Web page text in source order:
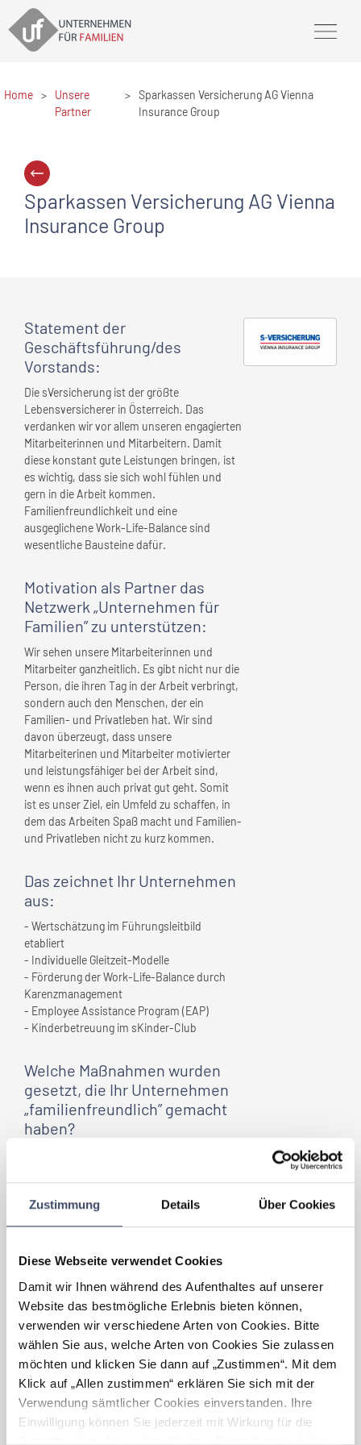
Zustimmung Details Über Cookies
Diese Webseite verwendet Cookies
Damit wir Ihnen während des Aufenthaltes auf unserer
Website das bestmögliche Erlebnis bieten können,
verwenden wir verschiedene Arten von Cookies. Bitte
wählen Sie aus, welche Arten von Cookies Sie zulassen
möchten und klicken Sie dann auf „Zustimmen“. Mit dem
Klick auf „Allen zustimmen“ erklären Sie sich mit der
Verwendung sämtlicher Cookies einverstanden. Ihre
Einwilligung können Sie jederzeit mit Wirkung für die
Home >
Unsere
Partner
> Sparkassen Versicherung AG Vienna
Insurance Group
Sparkassen Versicherung AG Vienna
Insurance Group
Statement der
Geschäftsführung/des
Vorstands:
Die sVersicherung ist der größte
Lebensversicherer in Österreich. Das
verdanken wir vor allem unseren engagierten
Mitarbeiterinnen und Mitarbeitern. Damit
diese konstant gute Leistungen bringen, ist
es wichtig, dass sie sich wohl fühlen und
gern in die Arbeit kommen.
Familienfreundlichkeit und eine
ausgeglichene Work-Life-Balance sind
wesentliche Bausteine dafür.
Motivation als Partner das
Netzwerk „Unternehmen für
Familien” zu unterstützen:
Wir sehen unsere Mitarbeiterinnen und
Mitarbeiter ganzheitlich. Es gibt nicht nur die
Person, die ihren Tag in der Arbeit verbringt,
sondern auch den Menschen, der ein
Familien- und Privatleben hat. Wir sind
davon überzeugt, dass unsere
Mitarbeiterinen und Mitarbeiter motivierter
und leistungsfähiger bei der Arbeit sind,
wenn es ihnen auch privat gut geht. Somit
ist es unser Ziel, ein Umfeld zu schaffen, in
dem das Arbeiten Spaß macht und Familien-
und Privatleben nicht zu kurz kommen.
Das zeichnet Ihr Unternehmen
aus:
- Wertschätzung im Führungsleitbild
etabliert
- Individuelle Gleitzeit-Modelle
- Förderung der Work-Life-Balance durch
Karenzmanagement
- Employee Assistance Program (EAP)
- Kinderbetreuung im sKinder-Club
Welche Maßnahmen wurden
gesetzt, die Ihr Unternehmen
„familienfreundlich” gemacht
haben?
Akzente und Maßnahmen gesetzt werden,
hat aus diesem Grund das Audit
Erkenntnisse in das Führungsleitbild
einfließen lassen. Damit sind diese wichtigen
Themen fest im Unternehmen verankert und
einer laufenden Beobachtung unterzogen.
Welche Vorteile haben sich für
Ihr Unternehmendurch
„Familienfreundlichkeit”